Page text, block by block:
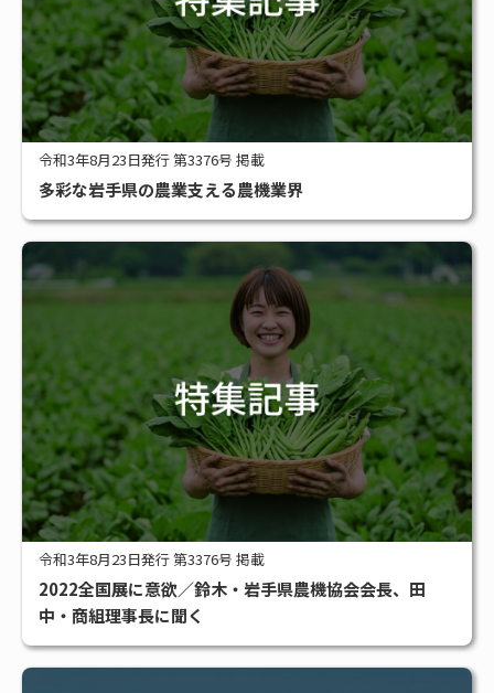
令和3年8月23日発行 第3376号 掲載
多彩な岩手県の農業支える農機業界
令和3年8月23日発行 第3376号 掲載
2022全国展に意欲／鈴木・岩手県農機協会会長、田
中・商組理事長に聞く